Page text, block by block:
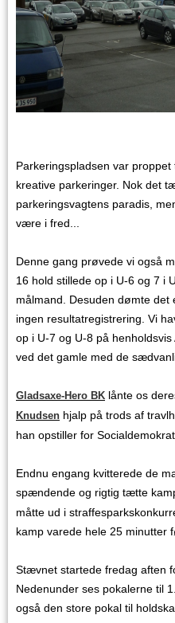
Parkeringspladsen var
kreative parkeringer. Nok det
parkeringsvagtens paradis,
være i fred...
Denne gang prøvede vi også
16 hold stillede op i U-6 og 7 i
målmand. Desuden dømte
ingen resultatregistrering. Vi
op i U-7 og U-8 på
ved det gamle med de
Gladsaxe-Hero BK lånte os
Knudsen hjalp på trods af
han opstiller for
Endnu engang kvitterede de
spændende og rigtig tætte
måtte ud i
kamp varede hele 25 minutter
Stævnet startede fredag aften
Nedenunder ses pokalerne til
også den store pokal til